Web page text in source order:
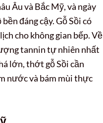
Âu và Bắc Mỹ, và ngày
đáng cậy. Gỗ Sồi có
cho không gian bếp. Về
tannin tự nhiên nhất
lớn, thớt gỗ Sồi cần
nước và bám mùi thực